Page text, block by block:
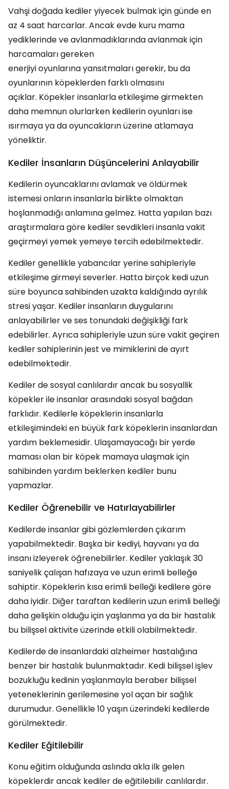
Vahşi doğada kediler yiyecek bulmak için günde en
az 4 saat harcarlar. Ancak evde kuru mama
yediklerinde ve avlanmadıklarında avlanmak için
harcamaları gereken
enerjiyi oyunlarına yansıtmaları gerekir, bu da
oyunlarının köpeklerden farklı olmasını
açıklar. Köpekler insanlarla etkileşime girmekten
daha memnun olurlarken kedilerin oyunları ise
ısırmaya ya da oyuncakların üzerine atlamaya
yöneliktir.
Kediler İnsanların Düşüncelerini Anlayabilir
Kedilerin oyuncaklarını avlamak ve öldürmek
istemesi onların insanlarla birlikte olmaktan
hoşlanmadığı anlamına gelmez. Hatta yapılan bazı
araştırmalara göre kediler sevdikleri insanla vakit
geçirmeyi yemek yemeye tercih edebilmektedir.
Kediler genellikle yabancılar yerine sahipleriyle
etkileşime girmeyi severler. Hatta birçok kedi uzun
süre boyunca sahibinden uzakta kaldığında ayrılık
stresi yaşar. Kediler insanların duygularını
anlayabilirler ve ses tonundaki değişikliği fark
edebilirler. Ayrıca sahipleriyle uzun süre vakit geçiren
kediler sahiplerinin jest ve mimiklerini de ayırt
edebilmektedir.
Kediler de sosyal canlılardır ancak bu sosyallik
köpekler ile insanlar arasındaki sosyal bağdan
farklıdır. Kedilerle köpeklerin insanlarla
etkileşimindeki en büyük fark köpeklerin insanlardan
yardım beklemesidir. Ulaşamayacağı bir yerde
maması olan bir köpek mamaya ulaşmak için
sahibinden yardım beklerken kediler bunu
yapmazlar.
Kediler Öğrenebilir ve Hatırlayabilirler
Kedilerde insanlar gibi gözlemlerden çıkarım
yapabilmektedir. Başka bir kediyi, hayvanı ya da
insanı izleyerek öğrenebilirler. Kediler yaklaşık 30
saniyelik çalışan hafızaya ve uzun erimli belleğe
sahiptir. Köpeklerin kısa erimli belleği kedilere göre
daha iyidir. Diğer taraftan kedilerin uzun erimli belleği
daha gelişkin olduğu için yaşlanma ya da bir hastalık
bu bilişsel aktivite üzerinde etkili olabilmektedir.
Kedilerde de insanlardaki alzheimer hastalığına
benzer bir hastalık bulunmaktadır. Kedi bilişsel işlev
bozukluğu kedinin yaşlanmayla beraber bilişsel
yeteneklerinin gerilemesine yol açan bir sağlık
durumudur. Genellikle 10 yaşın üzerindeki kedilerde
görülmektedir.
Kediler Eğitilebilir
Konu eğitim olduğunda aslında akla ilk gelen
köpeklerdir ancak kediler de eğitilebilir canlılardır.